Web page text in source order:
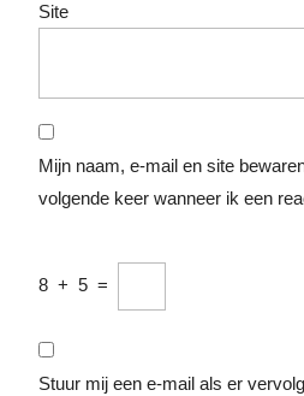
Site
Mijn naam, e-mail en site
volgende keer wanneer ik een
8 + 5 =
Stuur mij een e-mail als er